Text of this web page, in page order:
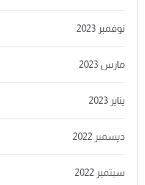
نوفمبر 2023
مارس 2023
يناير 2023
ديسمبر 2022
سبتمبر 2022